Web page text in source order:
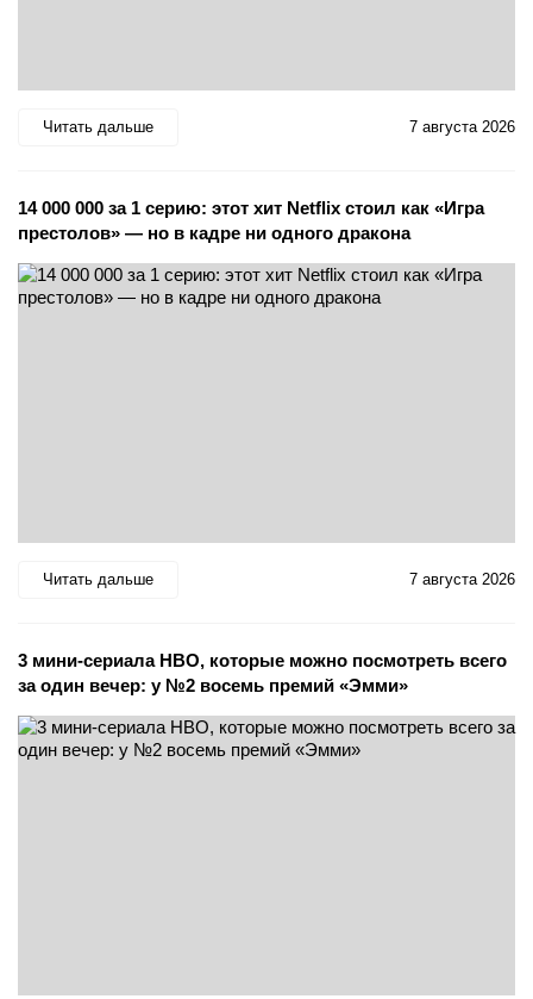
Читать дальше 7 августа 2026
14 000 000 за 1 серию: этот хит Netflix стоил как «Игра
престолов» — но в кадре ни одного дракона
Читать дальше 7 августа 2026
3 мини-сериала HBO, которые можно посмотреть всего
за один вечер: у №2 восемь премий «Эмми»